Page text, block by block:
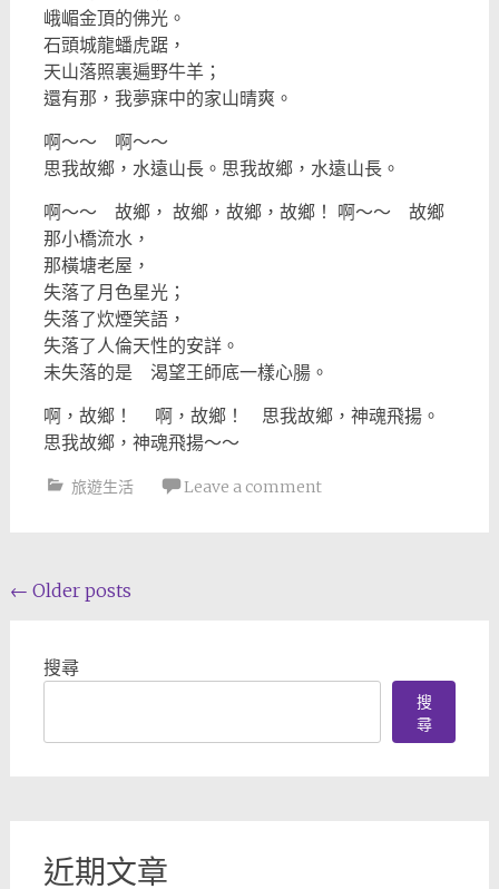
峨嵋金頂的佛光。
石頭城龍蟠虎踞，
天山落照裏遍野牛羊；
還有那，我夢寐中的家山晴爽。
啊～～ 啊～～
思我故鄉，水遠山長。思我故鄉，水遠山長。
啊～～ 故鄉， 故鄉，故鄉，故鄉！ 啊～～ 故鄉
那小橋流水，
那橫塘老屋，
失落了月色星光；
失落了炊煙笑語，
失落了人倫天性的安詳。
未失落的是 渴望王師底一樣心腸。
啊，故鄉！ 啊，故鄉！ 思我故鄉，神魂飛揚。
思我故鄉，神魂飛揚～～
旅遊生活 Leave a comment
Posts
← Older posts
搜尋
搜
尋
近期文章